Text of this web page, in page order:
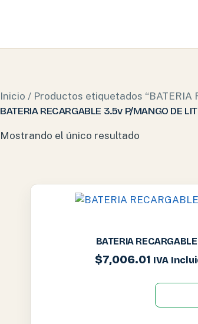
Inicio / Productos etiquetados “BATERIA
BATERIA RECARGABLE 3.5v P/MANGO DE
Mostrando el único resultado
BATERIA
$7,006.01 IVA